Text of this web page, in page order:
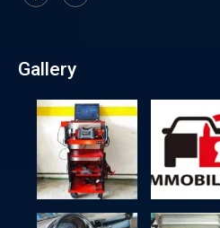
Gallery